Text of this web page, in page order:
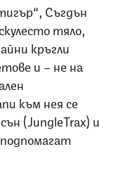
Съгдън
тяло,
кръгли
и – не на
към нея се
(JungleTrax) и